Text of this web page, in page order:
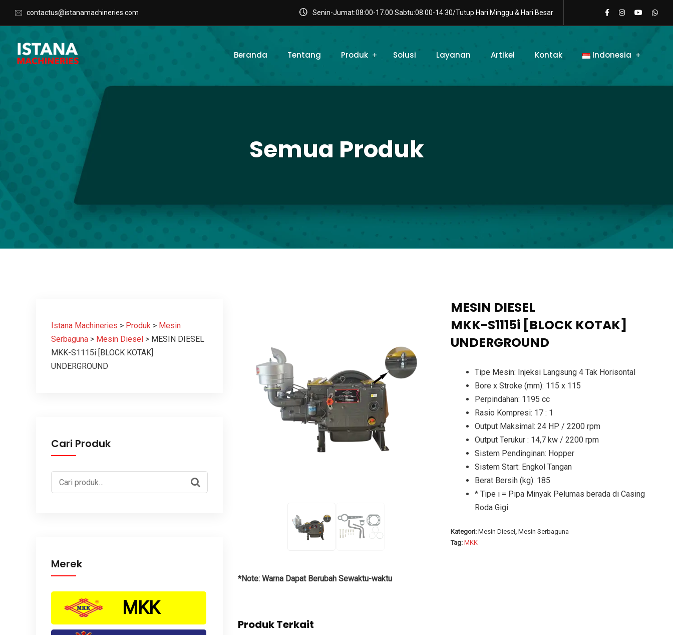
contactus@istanamachineries.com Senin-Jumat:08:00-17.00 Sabtu:08.00-14.30/Tutup Hari Minggu & Hari Besar
Beranda Tentang Produk Solusi Layanan Artikel Kontak Indonesia
Semua Produk
Istana Machineries > Produk > Mesin
Serbaguna > Mesin Diesel > MESIN DIESEL
MKK-S1115i [BLOCK KOTAK]
UNDERGROUND
Cari Produk
Pencarian
untuk:
Merek
MKK
MESIN DIESEL
MKK-S1115i [BLOCK KOTAK]
UNDERGROUND
Tipe Mesin: Injeksi Langsung 4 Tak Horisontal
Bore x Stroke (mm): 115 x 115
Perpindahan: 1195 cc
Rasio Kompresi: 17 : 1
Output Maksimal: 24 HP / 2200 rpm
Output Terukur : 14,7 kw / 2200 rpm
Sistem Pendinginan: Hopper
Sistem Start: Engkol Tangan
Berat Bersih (kg): 185
* Tipe i = Pipa Minyak Pelumas berada di Casing
Roda Gigi
Kategori: Mesin Diesel , Mesin Serbaguna
Tag: MKK
*Note: Warna Dapat Berubah Sewaktu-waktu
Produk Terkait